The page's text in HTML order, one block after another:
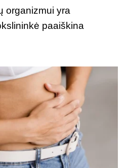
organizmui yra
paaiškina